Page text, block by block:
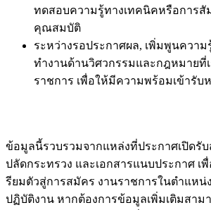
ทดสอบความรู้ทางเทคนิคหรือการสั
คุณสมบัติ
ระหว่างรอประกาศผล, เพิ่มพูนควา
ทำงานด้านวิศวกรรมและกฎหมายที่
ราชการ เพื่อให้มีความพร้อมเข้ารับ
ข้อมูลนี้รวบรวมจากแหล่งที่ประกาศเปิดรั
ปลัดกระทรวง และเอกสารแนบประกาศ เ
รียมตัวสู่การสมัคร งานราชการในตำแหน่
ปฏิบัติงาน หากต้องการข้อมูลเพิ่มเติมสาม